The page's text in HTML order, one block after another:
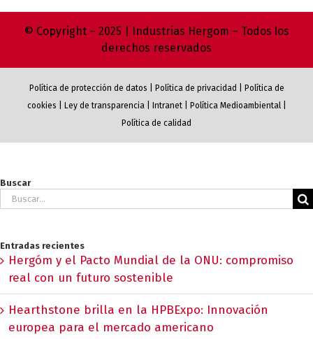
© Copyright – 2025 | Industrias Hergom – Todos los
derechos reservados
Política de protección de datos Política de privacidad
Política de
cookies
Ley de transparencia| Intranet| Política Medioambiental|
Política de calidad
Buscar
Buscar:
Entradas recientes
Hergóm y el Pacto Mundial de la ONU: compromiso
real con un futuro sostenible
Hearthstone brilla en la HPBExpo: Innovación
europea para el mercado americano